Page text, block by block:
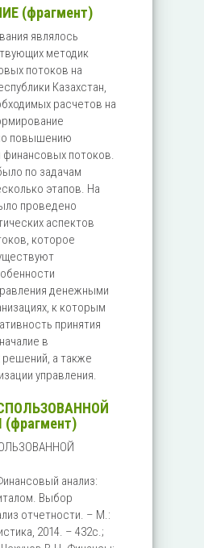
(фрагмент)
являлось
методик
потоков на
Казахстан,
расчетов на
повышению
потоков.
по задачам
этапов. На
проведено
аспектов
которое
денежными
к которым
принятия
в
решений, а также
управления.
анализ:
Выбор
отчетности. – М.:
2014. – 432с.;